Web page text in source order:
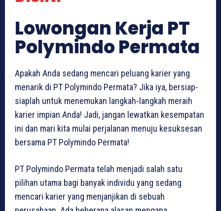
Lowongan Kerja PT
Polymindo Permata
Apakah Anda sedang mencari peluang karier yang
menarik di PT Polymindo Permata? Jika iya, bersiap-
siaplah untuk menemukan langkah-langkah meraih
karier impian Anda! Jadi, jangan lewatkan kesempatan
ini dan mari kita mulai perjalanan menuju kesuksesan
bersama PT Polymindo Permata!
PT Polymindo Permata telah menjadi salah satu
pilihan utama bagi banyak individu yang sedang
mencari karier yang menjanjikan di sebuah